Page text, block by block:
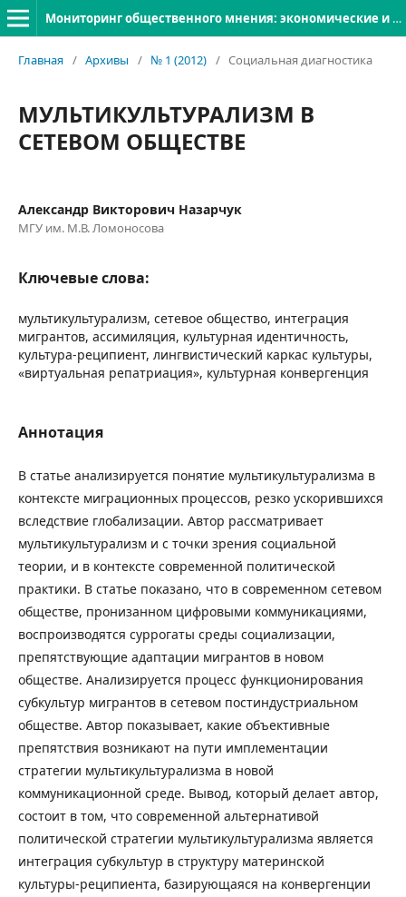
Мониторинг общественного мнения: экономические и социальные перемены
Главная / Архивы / № 1 (2012) / Социальная диагностика
МУЛЬТИКУЛЬТУРАЛИЗМ В
СЕТЕВОМ ОБЩЕСТВЕ
Александр Викторович Назарчук
МГУ им. М.В. Ломоносова
Ключевые слова:
мультикультурализм, сетевое общество, интеграция
мигрантов, ассимиляция, культурная идентичность,
культура-реципиент, лингвистический каркас культуры,
«виртуальная репатриация», культурная конвергенция
Аннотация
В статье анализируется понятие мультикультурализма в
контексте миграционных процессов, резко ускорившихся
вследствие глобализации. Автор рассматривает
мультикультурализм и с точки зрения социальной
теории, и в контексте современной политической
практики. В статье показано, что в современном сетевом
обществе, пронизанном цифровыми коммуникациями,
воспроизводятся суррогаты среды социализации,
препятствующие адаптации мигрантов в новом
обществе. Анализируется процесс функционирования
субкультур мигрантов в сетевом постиндустриальном
обществе. Автор показывает, какие объективные
препятствия возникают на пути имплементации
стратегии мультикультурализма в новой
коммуникационной среде. Вывод, который делает автор,
состоит в том, что современной альтернативой
политической стратегии мультикультурализма является
интеграция субкультур в структуру материнской
культуры-реципиента, базирующаяся на конвергенции